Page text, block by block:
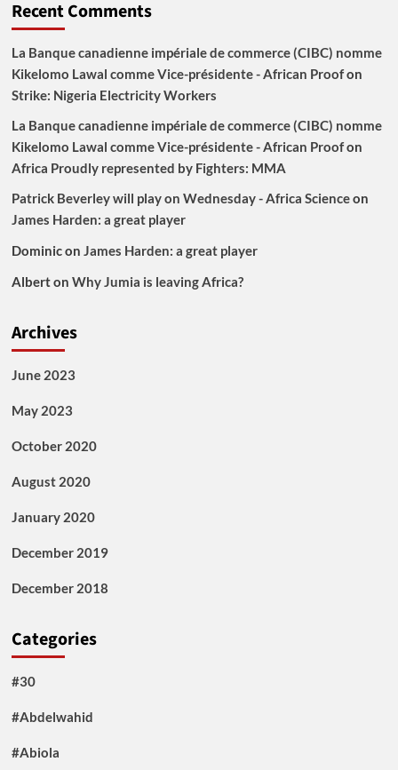
Recent Comments
La Banque canadienne impériale de commerce (CIBC) nomme
Kikelomo Lawal comme Vice-présidente - African Proofon
Strike: Nigeria Electricity Workers
La Banque canadienne impériale de commerce (CIBC) nomme
Kikelomo Lawal comme Vice-présidente - African Proofon
Africa Proudly represented by Fighters: MMA
Patrick Beverley will play on Wednesday - Africa Scienceon
James Harden: a great player
Dominicon James Harden: a great player
Alberton Why Jumia is leaving Africa?
Archives
June 2023
May 2023
October 2020
August 2020
January 2020
December 2019
December 2018
Categories
#30
#Abdelwahid
#Abiola